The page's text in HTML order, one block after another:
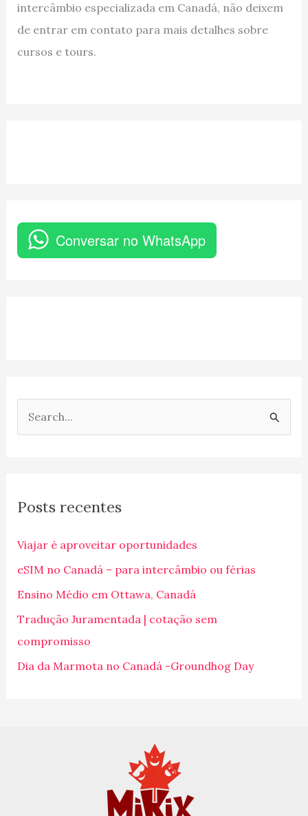
intercâmbio especializada em Canadá, não deixem
de entrar em contato para mais detalhes sobre
cursos e tours.
Conversar no WhatsApp
u
s
a
r
p
o
r
Posts recentes
Viajar é aproveitar oportunidades
eSIM no Canadá – para intercâmbio ou férias
Ensino Médio em Ottawa, Canadá
Tradução Juramentada | cotação sem
compromisso
Dia da Marmota no Canadá -Groundhog Day